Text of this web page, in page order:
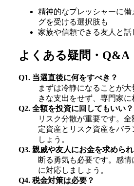
精神的なプレッシャーに備
グを受ける選択肢も
家族や信頼できる友人と話
よくある疑問・Q&A
Q1. 当選直後に何をすべき？
まずは冷静になることが
きな支出をせず、専門家に
Q2. 全額を投資に回してもいい？
リスク分散が重要です。
定資産とリスク資産をバラ
しょう。
Q3. 親戚や友人にお金を求めら
断る勇気も必要です。感
に対応しましょう。
Q4. 税金対策は必要？